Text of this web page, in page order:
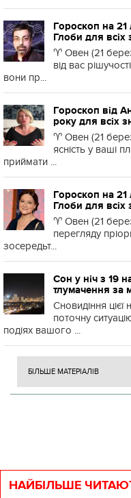
Гороскоп на
Глоби для всіх
♈️ Овен (21
від вас
вони пр...
Гороскоп від
року для всіх
♈️ Овен (21
ясність у ваші
приймати ...
Гороскоп на 21
Глоби для всіх
♈️ Овен (21
перегляду
зосередьт...
Сон у ніч з 19
тлумачення за
Сновидіння
поточну
подіях вашого ...
БІЛЬШЕ МАТЕРІАЛІВ
НАЙБІЛЬШЕ